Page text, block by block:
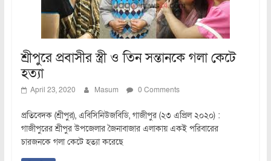
শ্রীপুরে প্রবাসীর স্ত্রী ও তিন সন্তানকে গলা কেটে
হত্যা
April 23, 2020 Masum 0 Comments
প্রতিবেদক (শ্রীপুর), এবিসিনিউজবিডি, গাজীপুর (২৩ এপ্রিল ২০২০) :
গাজীপুরের শ্রীপুর উপজেলার জৈনাবাজার এলাকায় একই পরিবারের
চারজনকে গলা কেটে হত্যা করেছে